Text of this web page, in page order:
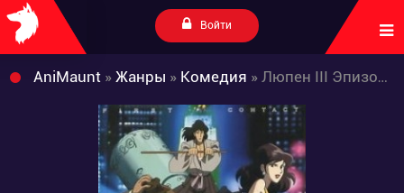
Войти
AniMaunt » Жанры » Комедия » Люпен III Эпизод 0: Первый контакт